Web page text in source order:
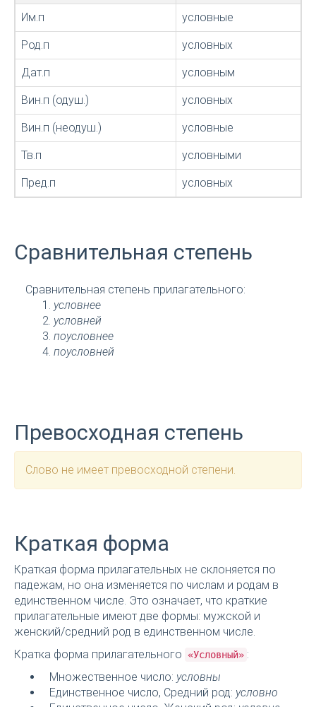
Им.п условные
Род.п условных
Дат.п условным
Вин.п (одуш.) условных
Вин.п (неодуш.) условные
Тв.п условными
Пред.п условных
Сравнительная степень
Сравнительная степень прилагательного:
условнее
условней
поусловнее
поусловней
Превосходная степень
Слово не имеет превосходной степени.
Краткая форма
Краткая форма прилагательных не склоняется по
падежам, но она изменяется по числам и родам в
единственном числе. Это означает, что краткие
прилагательные имеют две формы: мужской и
женский/средний род в единственном числе.
Кратка форма прилагательного
«Условный» :
Множественное число: условны
Единственное число, Средний род: условно